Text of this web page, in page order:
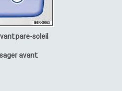
soleil
avant: